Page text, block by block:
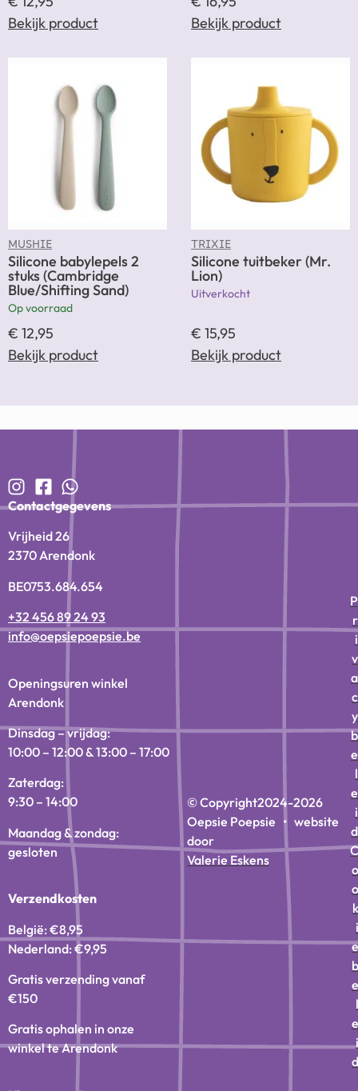
Bekijk product
Bekijk product
MUSHIE
Silicone babylepels 2
stuks (Cambridge
Blue/Shifting Sand)
Op voorraad
€ 12,95
Bekijk product
TRIXIE
Silicone tuitbeker (Mr.
Lion)
Uitverkocht
€ 15,95
Bekijk product
Contactgegevens
Vrijheid 26
2370 Arendonk
BE0753.684.654
+32 456 89 24 93
info@oepsiepoepsie.be
Openingsuren winkel
Arendonk
Dinsdag – vrijdag:
10:00 – 12:00 & 13:00 – 17:00
Zaterdag:
9:30 – 14:00
Maandag & zondag:
gesloten
Verzendkosten
België: €8,95
Nederland: €9,95
Gratis verzending vanaf
€150
Gratis ophalen in onze
winkel te Arendonk
© Copyright2024-2026
Oepsie Poepsie • website
door
Valerie Eskens
P
r
i
v
a
c
y
b
e
l
e
i
d
C
o
o
k
i
e
b
e
l
e
i
d